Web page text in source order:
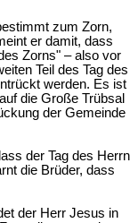
zum Zorn,
er damit, dass
Zorns" – also vor
Teil des Tag des
werden. Es ist
die Große Trübsal
der Gemeinde
der Tag des Herrn
die Brüder, dass
der Herr Jesus in